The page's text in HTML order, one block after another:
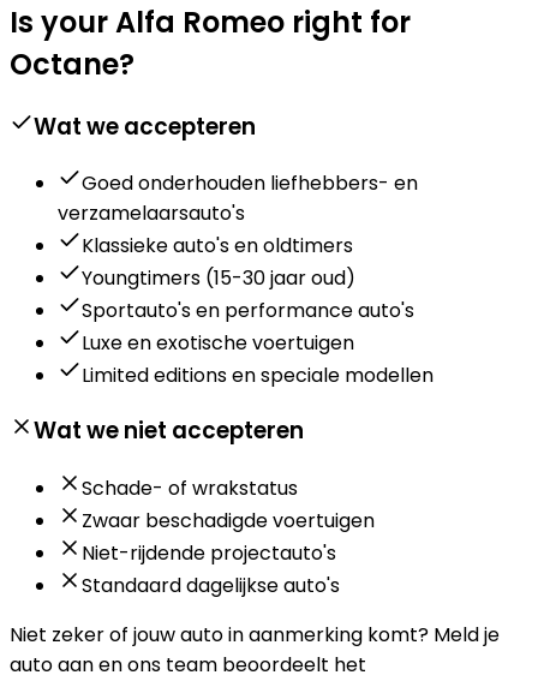
Is your Alfa Romeo right for
Octane?
Wat we accepteren
Goed onderhouden liefhebbers- en
verzamelaarsauto's
Klassieke auto's en oldtimers
Youngtimers (15-30 jaar oud)
Sportauto's en performance auto's
Luxe en exotische voertuigen
Limited editions en speciale modellen
Wat we niet accepteren
Schade- of wrakstatus
Zwaar beschadigde voertuigen
Niet-rijdende projectauto's
Standaard dagelijkse auto's
Niet zeker of jouw auto in aanmerking komt? Meld je
auto aan en ons team beoordeelt het